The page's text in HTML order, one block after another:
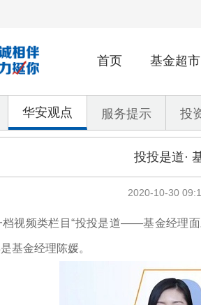
首页 基金超市
华安观点 服务提示 投
投投是道·
2020-10-30
视频类栏目“投投是道——基金经理
基金经理陈媛。